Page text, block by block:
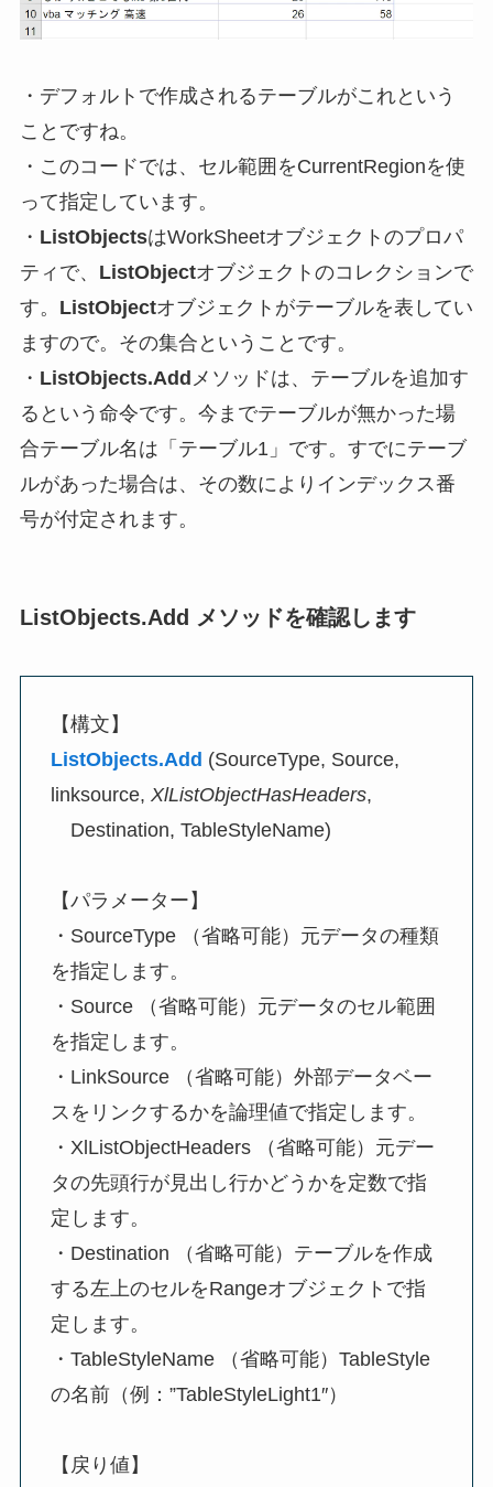
・デフォルトで作成されるテーブルがこれという
ことですね。
・このコードでは、セル範囲をCurrentRegionを使
って指定しています。
・ ListObjectsはWorkSheetオブジェクトのプロパ
ティで、 ListObjectオブジェクトのコレクションで
す。 ListObjectオブジェクトがテーブルを表してい
ますので。その集合ということです。
・ ListObjects.Add メソッドは、テーブルを追加す
るという命令です。今までテーブルが無かった場
合テーブル名は「テーブル1」です。すでにテーブ
ルがあった場合は、その数によりインデックス番
号が付定されます。
ListObjects.Add メソッドを確認します
【構文】
ListObjects.Add (SourceType, Source,
linksource, XlListObjectHasHeaders,
Destination, TableStyleName)
【パラメーター】
・SourceType （省略可能）元データの種類
を指定します。
・Source （省略可能）元データのセル範囲
を指定します。
・LinkSource （省略可能）外部データベー
スをリンクするかを論理値で指定します。
・XlListObjectHeaders （省略可能）元デー
タの先頭行が見出し行かどうかを定数で指
定します。
・Destination （省略可能）テーブルを作成
する左上のセルをRangeオブジェクトで指
定します。
・TableStyleName （省略可能）TableStyle
の名前（例：”TableStyleLight1″）
【戻り値】